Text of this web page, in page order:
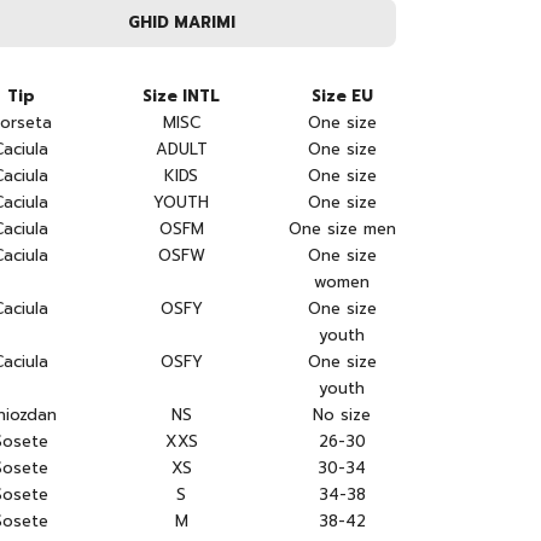
GHID MARIMI
Tip Size INTL
Size EU
MISC
One size
ADULT
One size
KIDS
One size
YOUTH
One size
OSFM
One size men
OSFW
One size
women
OSFY
One size
youth
OSFY
One size
youth
NS
No size
XXS
26-30
XS
30-34
S
34-38
M
38-42